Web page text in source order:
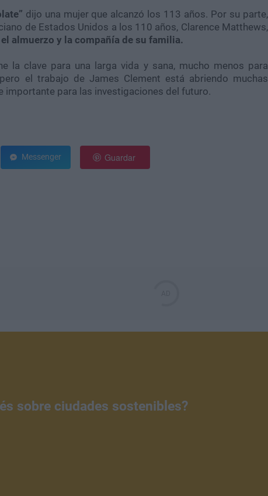
dijo una mujer que alcanzó los 113 años. Por su parte,
de Estados Unidos a los 110 años, Clarence Matthews,
almuerzo y la compañía de su familia.
la clave para una larga vida y sana, mucho menos para
el trabajo de James Clement está abriendo muchas
importante para las investigaciones del futuro.
Messenger Guardar
sobre ciudades sostenibles?